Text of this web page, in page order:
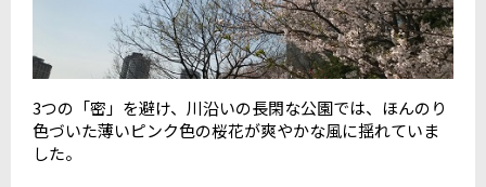
3つの「密」を避け、川沿いの長閑な公園では、ほんのり
色づいた薄いピンク色の桜花が爽やかな風に揺れていま
した。